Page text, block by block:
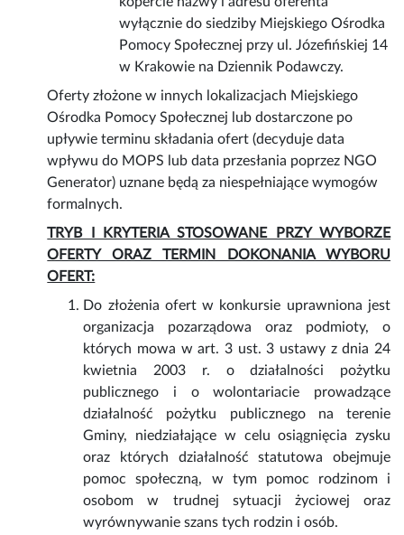
wyłącznie do siedziby Miejskiego Ośrodka
Pomocy Społecznej przy ul. Józefińskiej 14
w Krakowie na Dziennik Podawczy.
Oferty złożone w innych lokalizacjach Miejskiego
Ośrodka Pomocy Społecznej lub dostarczone po
upływie terminu składania ofert (decyduje data
wpływu do MOPS lub data przesłania poprzez NGO
Generator) uznane będą za niespełniające wymogów
formalnych.
TRYB I KRYTERIA STOSOWANE PRZY WYBORZE
OFERTY ORAZ TERMIN DOKONANIA WYBORU
OFERT:
Do złożenia ofert w konkursie uprawniona jest
organizacja pozarządowa oraz podmioty, o
których mowa w art. 3 ust. 3 ustawy z dnia 24
kwietnia 2003 r. o działalności pożytku
publicznego i o wolontariacie prowadzące
działalność pożytku publicznego na terenie
Gminy, niedziałające w celu osiągnięcia zysku
oraz których działalność statutowa obejmuje
pomoc społeczną, w tym pomoc rodzinom i
osobom w trudnej sytuacji życiowej oraz
wyrównywanie szans tych rodzin i osób.